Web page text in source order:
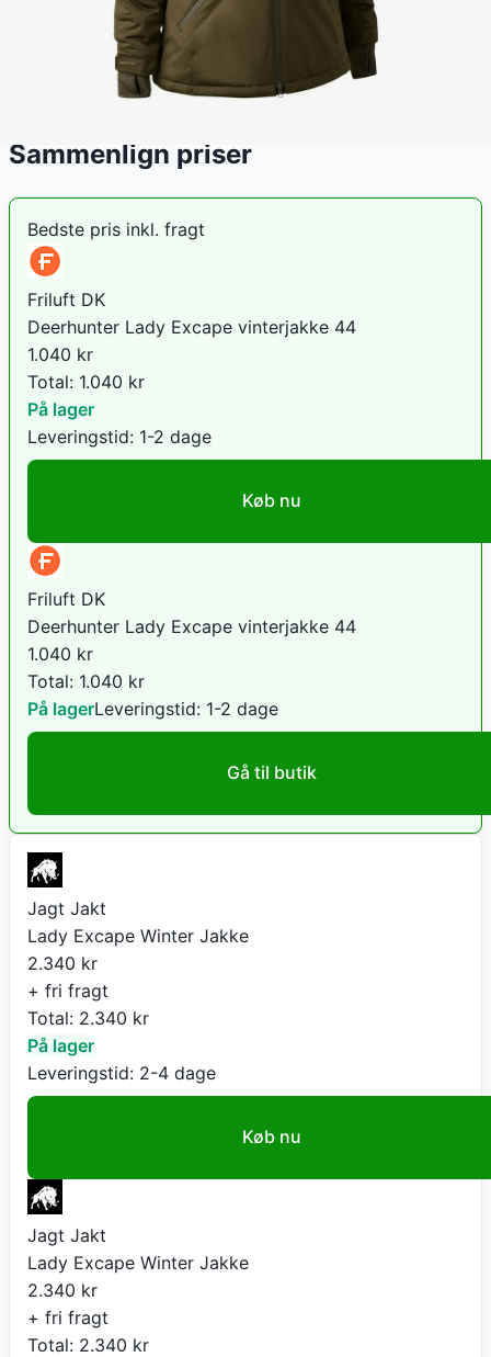
hvor prisen har bevæget sig mellem 1.040 kr (06. juli
2026) og 1.299 kr (03. juni 2026).
Den billigste pris lige nu er1.040kr hos
Sammenlign priser
Bedste pris inkl. fragt
Friluft DK
Deerhunter Lady Excape vinterjakke 44
1.040 kr
Total: 1.040 kr
På lager
Leveringstid: 1-2 dage
Køb nu
Friluft DK
Deerhunter Lady Excape vinterjakke 44
1.040 kr
Total: 1.040 kr
På lagerLeveringstid: 1-2 dage
Gå til butik
Jagt Jakt
Lady Excape Winter Jakke
2.340 kr
+ fri fragt
Total: 2.340 kr
På lager
Leveringstid: 2-4 dage
Køb nu
Jagt Jakt
Lady Excape Winter Jakke
2.340 kr
+ fri fragt
Total: 2.340 kr